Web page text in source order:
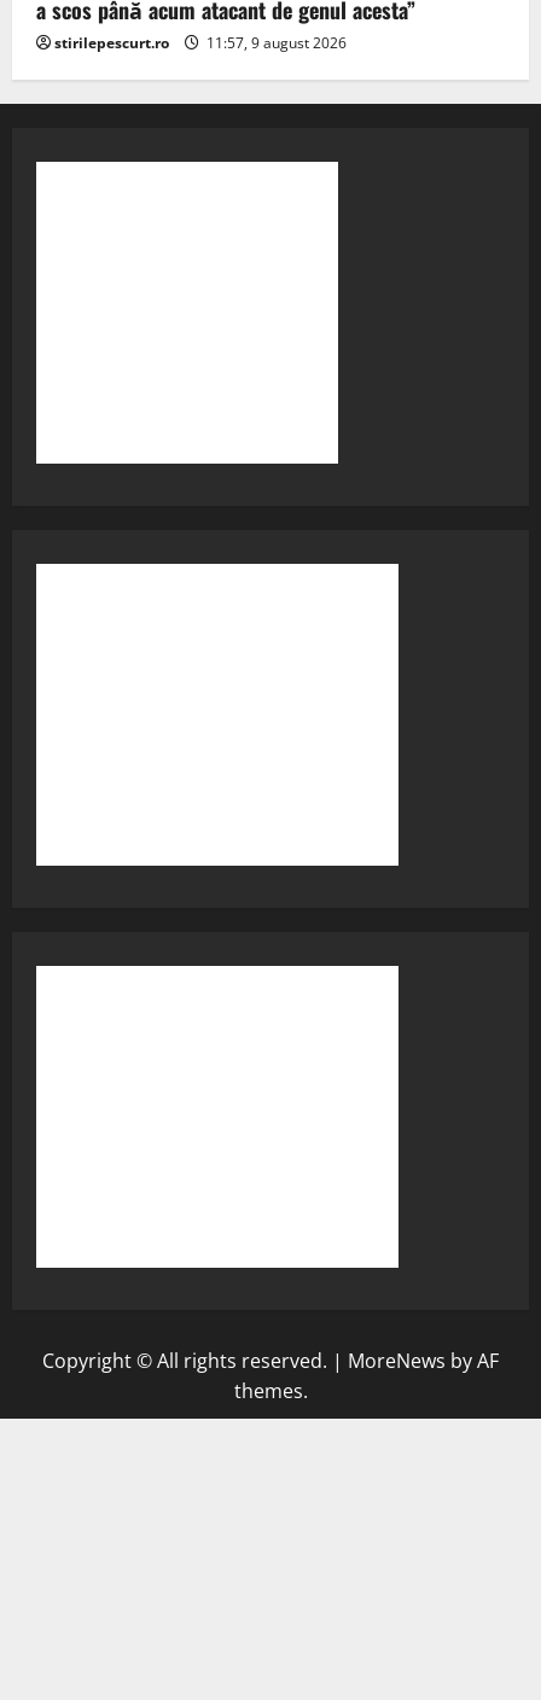
a scos până acum atacant de genul acesta”
stirilepescurt.ro 11:57, 9 august 2026
Copyright © All rights reserved. | MoreNews by AF
themes.